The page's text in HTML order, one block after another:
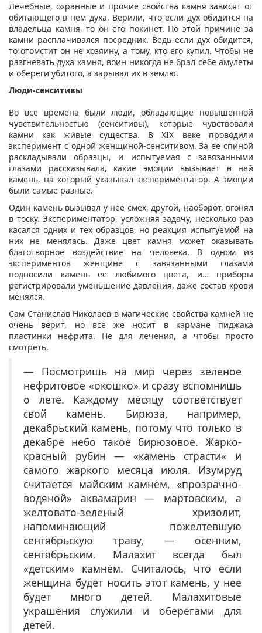
Лечебные, охранные и прочие свойства камня зависят от
обитающего в нем духа. Верили, что если дух обидится на
владельца камня, то он его покинет. По этой причине за
камни расплачивался посредник. Ведь если дух обидится,
то отомстит он не хозяину, а тому, кто его купил. Чтобы не
разгневать духа камня, воин никогда не брал себе амулеты
и обереги убитого, а зарывал их в землю.
Люди-сенситивы
Во все времена были люди, обладающие повышенной
чувствительностью (сенситивы), которые чувствовали
камни как живые существа. В XIX веке проводили
эксперимент с одной женщиной-сенситивом. За ее спиной
раскладывали образцы, и испытуемая с завязанными
глазами рассказывала, какие эмоции вызывает в ней
камень, на который указывал экспериментатор. А эмоции
были самые разные.
Один камень вызывал у нее смех, другой, наоборот, вгонял
в тоску. Экспериментатор, усложняя задачу, несколько раз
касался одних и тех образцов, но реакция испытуемой на
них не менялась. Даже цвет камня может оказывать
благотворное воздействие на человека. В одном из
экспериментов женщине с завязанными глазами
подносили камень ее любимого цвета, и… приборы
регистрировали уменьшение давления, даже состав крови
менялся.
Сам Станислав Николаев в магические свойства камней не
очень верит, но все же носит в кармане пиджака
пластинки нефрита. Не для лечения, а чтобы просто
смотреть.
— Посмотришь на мир через зеленое
нефритовое «окошко» и сразу вспомнишь
о лете. Каждому месяцу соответствует
свой камень. Бирюза, например,
декабрьский камень, потому что только в
декабре небо такое бирюзовое. Жарко-
красный рубин — «камень страсти« и
самого жаркого месяца июля. Изумруд
считается майским камнем, «прозрачно-
водяной» аквамарин — мартовским, а
желтовато-зеленый хризолит,
напоминающий пожелтевшую
сентябрьскую траву, — осенним,
сентябрьским. Малахит всегда был
«детским» камнем. Считалось, что если
женщина будет носить этот камень, у нее
будет много детей. Малахитовые
украшения служили и оберегами для
детей.